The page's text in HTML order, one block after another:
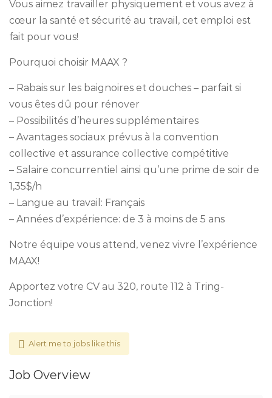
Vous aimez travailler physiquement et vous avez à
cœur la santé et sécurité au travail, cet emploi est
fait pour vous!
Pourquoi choisir MAAX ?
– Rabais sur les baignoires et douches – parfait si
vous êtes dû pour rénover
– Possibilités d’heures supplémentaires
– Avantages sociaux prévus à la convention
collective et assurance collective compétitive
– Salaire concurrentiel ainsi qu’une prime de soir de
1,35$/h
– Langue au travail: Français
– Années d’expérience: de 3 à moins de 5 ans
Notre équipe vous attend, venez vivre l’expérience
MAAX!
Apportez votre CV au 320, route 112 à Tring-
Jonction!
Alert me to jobs like this
Job Overview